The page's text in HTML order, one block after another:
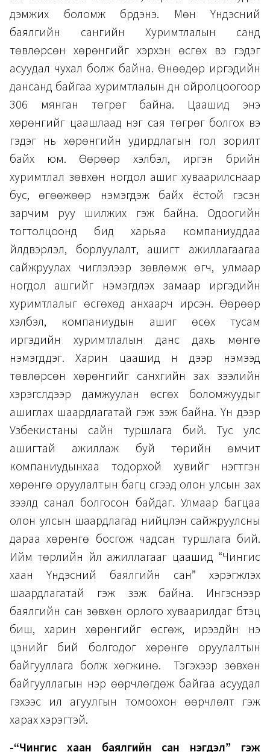
дэмжих боломж бүрдэнэ. Мөн Үндэсний
баялгийн сангийн Хуримтлалын санд
төвлөрсөн хөрөнгийг хэрхэн өсгөх вэ гэдэг
асуудал чухал болж байна. Өнөөдөр иргэдийн
дансанд байгаа хуримтлалын дүн ойролцоогоор
306 мянган төгрөг байна. Цаашид энэ
хөрөнгийг цаашлаад нэг сая төгрөг болгох вэ
гэдэг нь хөрөнгийн удирдлагын гол зорилт
байх юм. Өөрөөр хэлбэл, иргэн бүрийн
хуримтлал зөвхөн ногдол ашиг хуваарилснаар
бус, өгөөжөөр нэмэгдэж байх ёстой гэсэн
зарчим руу шилжих гэж байна. Одоогийн
тогтолцоонд бид харьяа компаниуддаа
үйлдвэрлэл, борлуулалт, ашигт ажиллагаагаа
сайжруулах чиглэлээр зөвлөмж өгч, улмаар
ногдол ашгийг нэмэгдүүлэх замаар иргэдийн
хуримтлалыг өсгөхөд анхаарч ирсэн. Өөрөөр
хэлбэл, компаниудын ашиг өсөх тусам
иргэдийн хуримтлалын данс дахь мөнгө
нэмэгддэг. Харин цаашид үүн дээр нэмээд
төвлөрсөн хөрөнгийг санхүүгийн зах зээлийн
хэрэгслүүдээр дамжуулан өсгөх боломжуудыг
ашиглах шаардлагатай гэж үзэж байна. Үүн дээр
Узбекистаны сайн туршлага бий. Тус улс
ашигтай ажиллаж буй төрийн өмчит
компаниудынхаа тодорхой хувийг нэгтгэн
хөрөнгө оруулалтын багц үүсгээд олон улсын зах
зээлд санал болгосон байдаг. Улмаар багцаа
олон улсын шаардлагад нийцүүлэн сайжруулсны
дараа хөрөнгө босгож чадсан туршлага бий.
Ийм төрлийн үйл ажиллагааг цаашид “Чингис
хаан Үндэсний баялгийн сан” хэрэгжүүлэх
шаардлагатай гэж үзэж байна. Ингэснээр
баялгийн сан зөвхөн орлого хуваарилдаг бүтэц
биш, харин хөрөнгийг өсгөж, ирээдүйн үнэ
цэнийг бий болгодог хөрөнгө оруулалтын
байгууллага болж хөгжинө. Тэгэхээр зөвхөн
байгууллагын нэр өөрчлөгдөж байгаа асуудал
гэхээс илүү агуулгын томоохон өөрчлөлт гэж
харах хэрэгтэй.
-“Чингис хаан баялгийн сан нэгдэл” гэж